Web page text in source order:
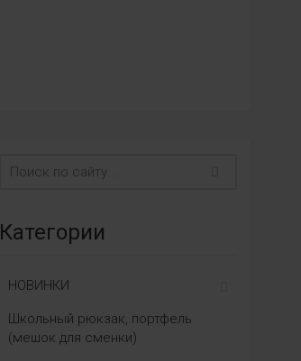
Категории
НОВИНКИ
Школьный рюкзак, портфель
(мешок для сменки)